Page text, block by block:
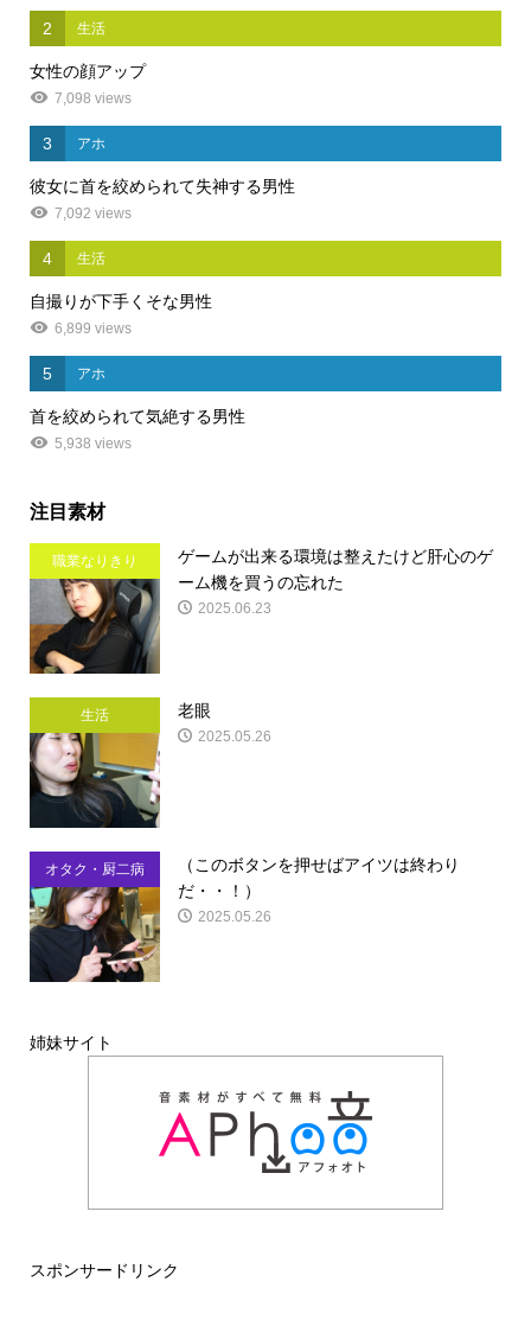
2 生活
女性の顔アップ
7,098 views
3 アホ
彼女に首を絞められて失神する男性
7,092 views
4 生活
自撮りが下手くそな男性
6,899 views
5 アホ
首を絞められて気絶する男性
5,938 views
注目素材
職業なりきり
ゲームが出来る環境は整えたけど肝心のゲ
ーム機を買うの忘れた
2025.06.23
生活 老眼
2025.05.26
オタク・厨二病
（このボタンを押せばアイツは終わり
だ・・！）
2025.05.26
姉妹サイト
スポンサードリンク